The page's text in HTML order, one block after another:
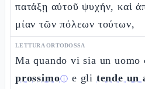
πατάξῃ αὐτοῦ ψυχήν, καὶ
μίαν τῶν πόλεων τούτων,
LETTURA ORTODOSSA
Ma quando vi sia un uomo
prossimoⓘ e gli tende un